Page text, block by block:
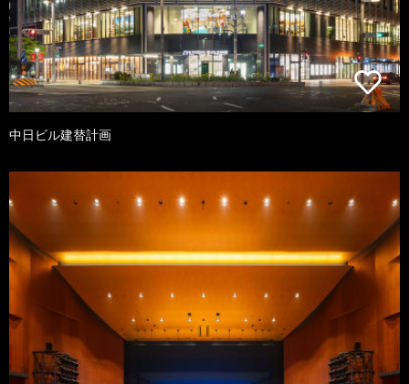
中日ビル建替計画